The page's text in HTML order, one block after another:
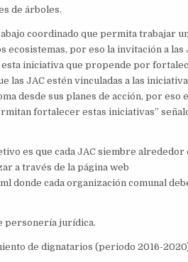
de árboles.
coordinado que permita trabajar
por eso la invitación a las
esta iniciativa que propende por
las JAC estén vinculadas a las
desde sus planes de acción, por eso
fortalecer estas iniciativas”
es que cada JAC siembre alrededor
a través de la página web
donde cada organización comunal
personería jurídica.
de dignatarios (periodo 2016-